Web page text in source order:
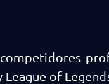
of